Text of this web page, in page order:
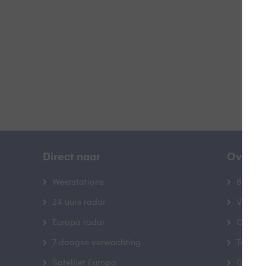
Direct naar
Weerstations
24 uurs radar
Europa radar
7-daagse verwachting
Satelliet Europa
Over
Contact